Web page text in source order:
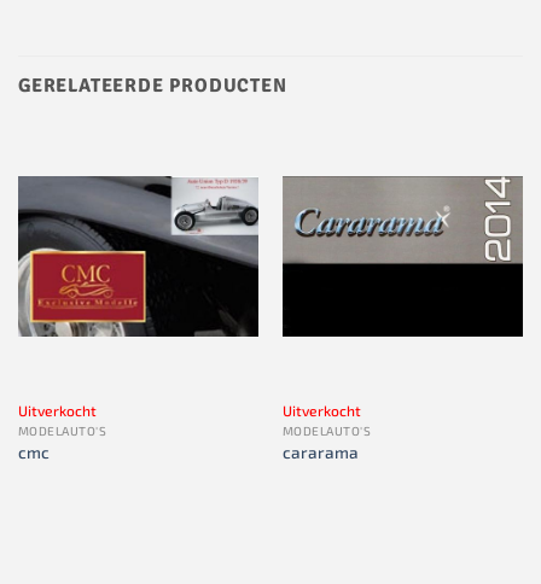
GERELATEERDE PRODUCTEN
Uitverkocht
MODELAUTO'S
cmc
Uitverkocht
MODELAUTO'S
cararama